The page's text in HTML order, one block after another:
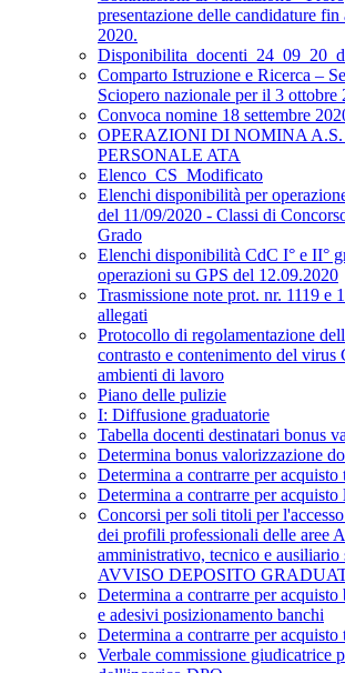
presentazione delle candidature fin
2020.
Comparto Istruzione e Ricerca –
Sciopero nazionale per il 3 ottobre
Convoca nomine 18 settembre
OPERAZIONI DI NOMINA A.S.
PERSONALE ATA
Elenco_CS_Modificato
Elenchi disponibilità per
del 11/09/2020 - Classi di
Grado
Elenchi disponibilità CdC I° e II°
operazioni su GPS del 12.09.2020
Trasmissione note prot. nr. 1119 e
allegati
Protocollo di regolamentazione
contrasto e contenimento del virus
ambienti di lavoro
Piano delle pulizie
I: Diffusione graduatorie
Tabella docenti destinatari bonus
Determina bonus valorizzazione
Determina a contrarre per acquisto
Determina a contrarre per acquisto
Concorsi per soli titoli per
dei profili professionali delle aree
amministrativo, tecnico e ausiliario
AVVISO DEPOSITO
Determina a contrarre per
e adesivi posizionamento banchi
Determina a contrarre per
Verbale commissione giudicatrice